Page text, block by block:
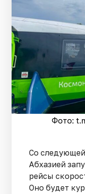
Фото:
Со
Абхазией
рейсы
Оно будет